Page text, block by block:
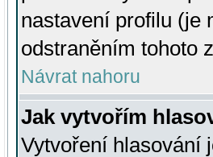
nastavení profilu (je
odstraněním tohoto
Návrat nahoru
Jak vytvořím
Vytvoření hlasování